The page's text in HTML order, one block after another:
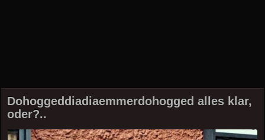
Dohoggeddiadiaemmerdohogged alles klar,
oder?..